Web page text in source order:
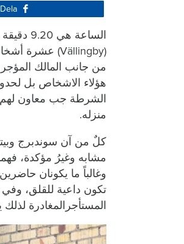
Dela
(Vällingby) عشرة أشخاص،
من جانب المالك
هؤلاء الاشخاص بل
الشرطة جب معاون
منزله.
وغالباً ما يكونان
تكون داعية للقلق،
المستأجرالمغادرة